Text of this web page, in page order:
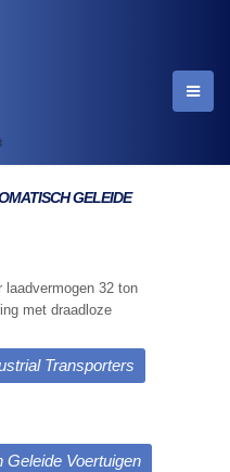
GELEIDE
32 ton
met draadloze
Transporters
Geleide Voertuigen